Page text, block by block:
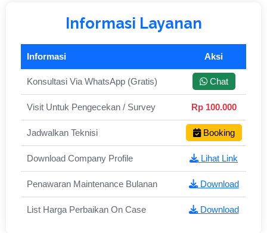
Informasi Layanan
Informasi Aksi
Konsultasi Via WhatsApp (Gratis) Chat
Visit Untuk Pengecekan / Survey Rp 100.000
Jadwalkan Teknisi Booking
Download Company Profile Lihat Link
Penawaran Maintenance Bulanan Download
List Harga Perbaikan On Case Download